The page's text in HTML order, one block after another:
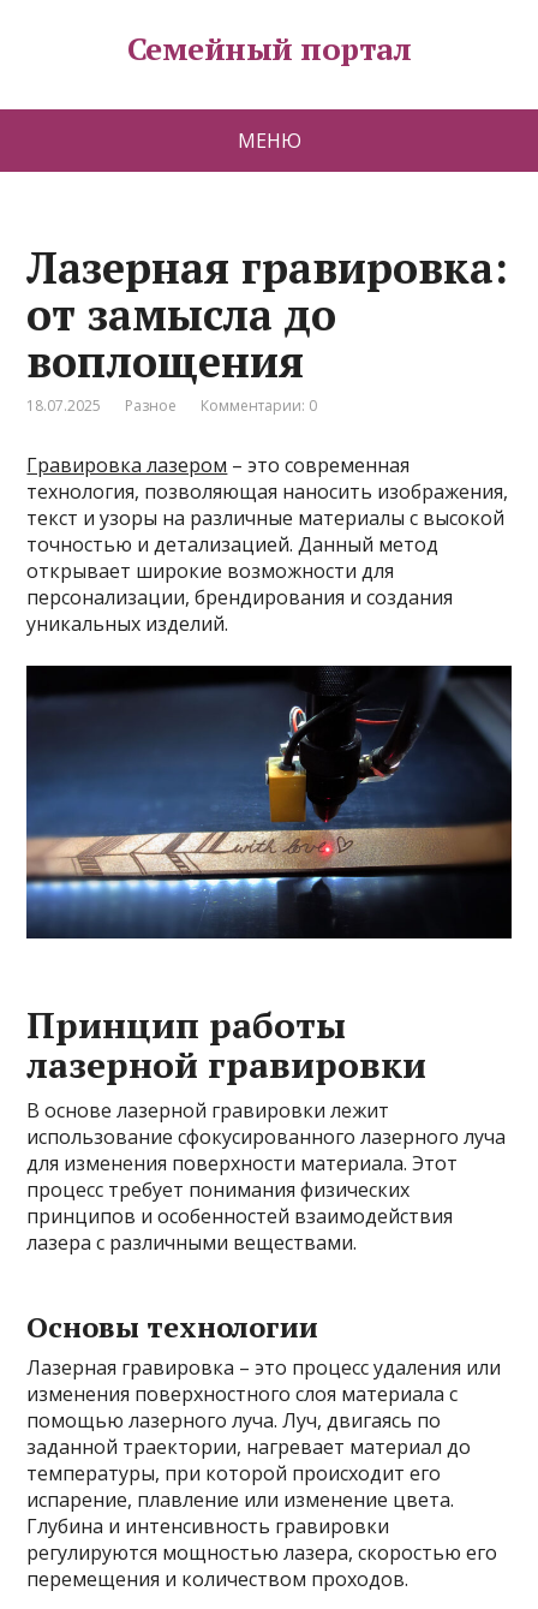
Семейный портал
МЕНЮ
Лазерная гравировка:
от замысла до
воплощения
18.07.2025 Разное Комментарии: 0
Гравировка лазером – это современная
технология, позволяющая наносить изображения,
текст и узоры на различные материалы с высокой
точностью и детализацией. Данный метод
открывает широкие возможности для
персонализации, брендирования и создания
уникальных изделий.
Принцип работы
лазерной гравировки
В основе лазерной гравировки лежит
использование сфокусированного лазерного луча
для изменения поверхности материала. Этот
процесс требует понимания физических
принципов и особенностей взаимодействия
лазера с различными веществами.
Основы технологии
Лазерная гравировка – это процесс удаления или
изменения поверхностного слоя материала с
помощью лазерного луча. Луч, двигаясь по
заданной траектории, нагревает материал до
температуры, при которой происходит его
испарение, плавление или изменение цвета.
Глубина и интенсивность гравировки
регулируются мощностью лазера, скоростью его
перемещения и количеством проходов.